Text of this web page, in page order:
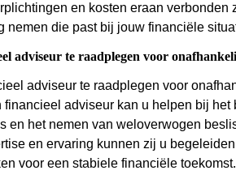
en kosten eraan
nemen die past bij jouw financiële
adviseur te raadplegen voor
adviseur te raadplegen voor
financieel adviseur kan u helpen bij
en het nemen van weloverwogen
en ervaring kunnen zij u
voor een stabiele financiële toekomst.